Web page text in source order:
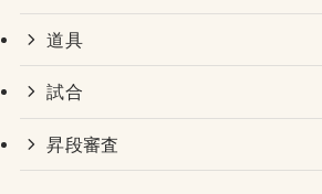
道具
試合
昇段審査